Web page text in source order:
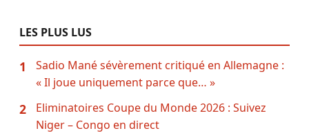
LES PLUS LUS
1
Sadio Mané sévèrement critiqué en Allemagne :
« Il joue uniquement parce que… »
2
Eliminatoires Coupe du Monde 2026 : Suivez
Niger – Congo en direct